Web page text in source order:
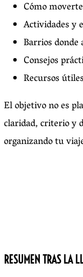
Cómo
Actividades y
Barrios donde
Consejos
Recursos
El objetivo no es
claridad, criterio y
organizando tu
RESUMEN TRAS LA